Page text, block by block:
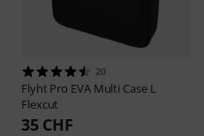
20
Flyht Pro EVA Multi Case L
Flexcut
35 CHF